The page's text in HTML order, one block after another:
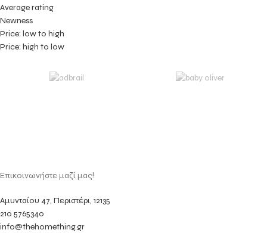
Average rating
Newness
Price: low to high
Price: high to low
Επικοινωνήστε μαζί μας!
Αμυνταίου 47, Περιστέρι, 12135
210 5765340
info@thehomething.gr